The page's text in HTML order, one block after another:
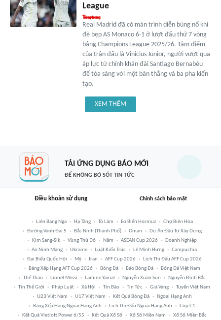
League
Real Madrid đã có màn trình diễn bùng nổ khi
đè bẹp AS Monaco 6-1 ở lượt đấu thứ 7 vòng
bảng Champions League 2025/26. Tâm điểm
của trận đấu là Vinicius Junior, người vượt qua
áp lực từ chính khán đài Santiago Bernabéu
để tỏa sáng với một bàn thắng và ba pha kiến
tạo.
XEM THÊM
TẢI ỨNG DỤNG BÁO MỚI
ĐỂ KHÔNG BỎ SÓT TIN TỨC
Điều khoản sử dụng Chính sách bảo mật
Liên Bang Nga Hạ Tầng Tô Lâm Eo Biển Hormuz
Chợ Biên Hòa
Đường Vành Đai 5
Bắc Ninh (thành Phố) Oman
Dự Án Đầu Tư Xây Dựng
Kim Sang-Sik
Vùng Thủ Đô Năm ASEAN Cup 2026
Doanh Nghiệp
An Ninh Mạng
Ukraine Luật Kiến Trúc Lê Minh Hưng
Campuchia
Đại Biểu Quốc Hội
Mỹ Iran AFF Cup 2026
Lịch Thi Đấu AFF Cup 2026
Bảng Xếp Hạng AFF Cup 2026
Bóng Đá Báo Bóng Đá
Bóng Đá Việt Nam
Thể Thao
Lionel Messi Lamine Yamal Nguyễn Xuân Son
Nguyễn Đình Bắc
Tin Thế Giới
Pháp Luật Xã Hội Tin Bão Tin Tức Giá Vàng
Tuyển Việt Nam
U23 Việt Nam
U17 Việt Nam Kết Quả Bóng Đá
Ngoại Hạng Anh
Bảng Xếp Hạng Ngoại Hạng Anh
Lịch Thi Đấu Ngoại Hạng Anh
Cúp C1
Kết Quả Vietlott Power 6/55
Kết Quả Xổ Số Xổ Số Miền Nam Xổ Số Miền Bắc